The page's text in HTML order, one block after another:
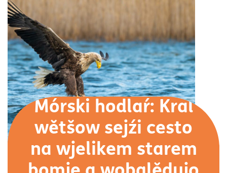
Mórski hodlaŕ: Kral
wětšow sejźi cesto
na wjelikem starem